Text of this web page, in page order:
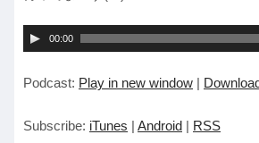
音
プ
ー
00:00
Podcast: Play in new window |
Subscribe: iTunes | Android | RSS